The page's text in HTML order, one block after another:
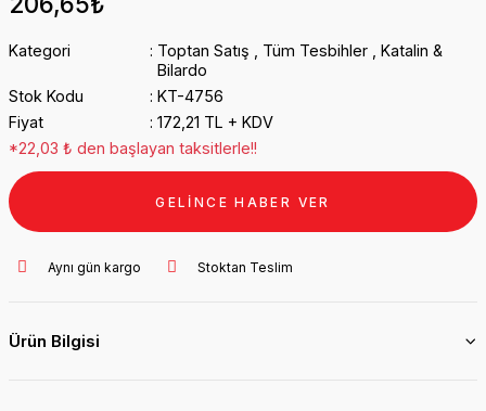
Kategori Toptan Satış Tüm Tesbihler
Katalin &
Bilardo
Stok Kodu
KT-4756
Fiyat
172,21 TL + KDV
*22,03 ₺ den başlayan taksitlerle!!
GELİNCE HABER VER
Aynı gün kargo Stoktan Teslim
Ürün Bilgisi